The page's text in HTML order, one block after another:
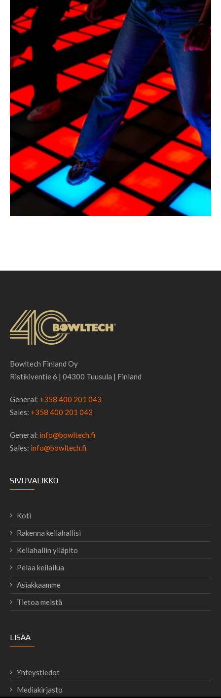
Bowltech Finland Oy
Ristikiventie 6 | 04300 Tuusula | Finland
General: +358 400 201 043
Sales: +358 400 201 043
General: info@bowltech.fi
Sales: info@bowltech.fi
SIVUVALIKKO
Koti
Rakenna keilahallisi
Keilahallin ylläpito
Pelaa keilailua
Asiakkaamme
Tietoa meistä
LISÄÄ
Yhteystiedot
Mediakirjasto